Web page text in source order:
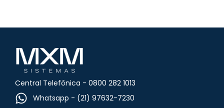
Central Telefônica - 0800 282 1013
Whatsapp - (21) 97632-7230